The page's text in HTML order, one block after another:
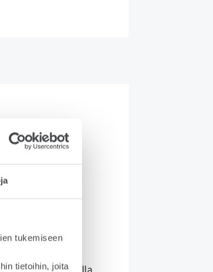
tukemiseen
tietoihin, joita
on fiksu
ajaa laadukkaalla